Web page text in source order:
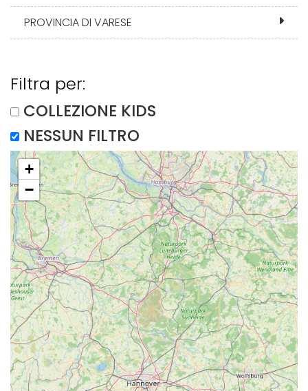
PROVINCIA DI VARESE
Filtra per:
COLLEZIONE KIDS
NESSUN FILTRO
+
−